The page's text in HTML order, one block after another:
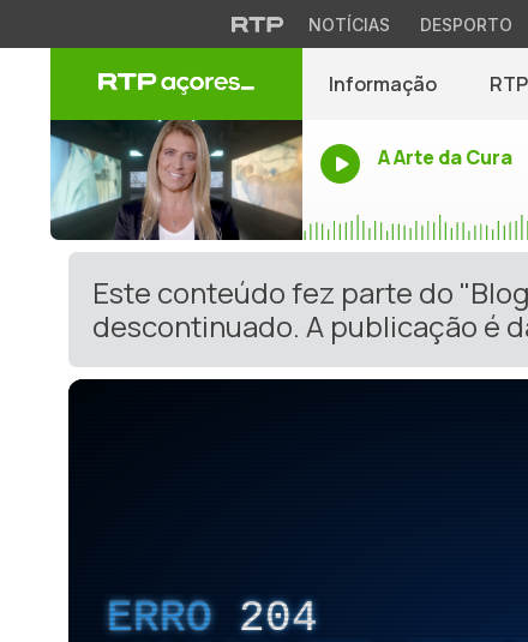
NOTÍCIAS DESPORTO
Informação
A Arte da Cura
Este conteúdo fez parte do
descontinuado. A publicação é
ERRO 204